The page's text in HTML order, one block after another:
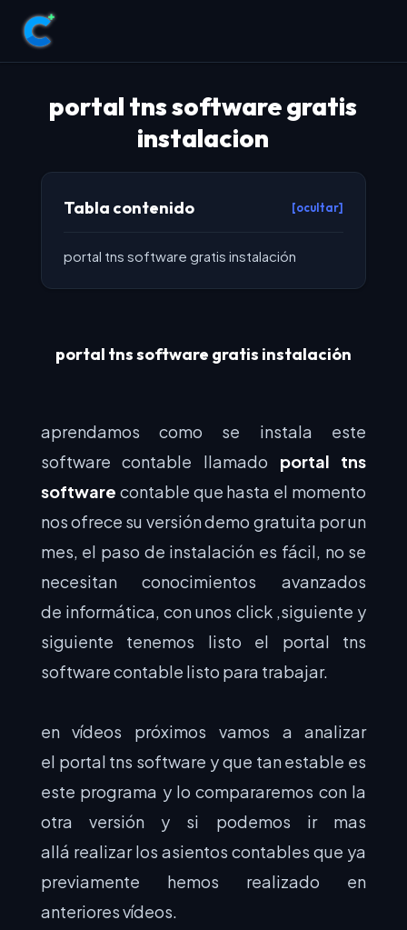
portal tns software gratis
instalacion
Tabla contenido [ocultar]
portal tns software gratis instalación
portal tns software gratis instalación
aprendamos como se instala este
software contable llamado portal tns
software contable que hasta el momento
nos ofrece su versión demo gratuita por un
mes, el paso de instalación es fácil, no se
necesitan conocimientos avanzados
de informática, con unos click ,siguiente y
siguiente tenemos listo el portal tns
software contable listo para trabajar.
en vídeos próximos vamos a analizar
el portal tns software y que tan estable es
este programa y lo compararemos con la
otra versión y si podemos ir mas
allá realizar los asientos contables que ya
previamente hemos realizado en
anteriores vídeos.